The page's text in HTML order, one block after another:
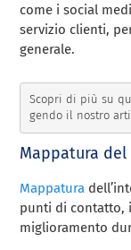
come i social
servizio clienti,
generale.
Scopri di più su
gendo il nostro
Mappatura
Mappatura
punti di contatto,
miglioramento